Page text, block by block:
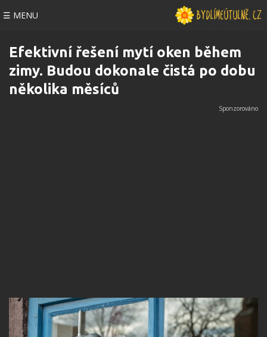
☰ MENU
Efektivní řešení mytí oken během
zimy. Budou dokonale čistá po dobu
několika měsíců